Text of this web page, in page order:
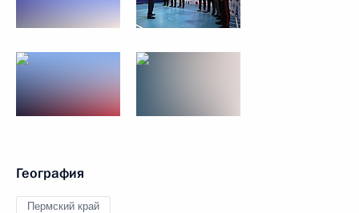
География
Пермский край